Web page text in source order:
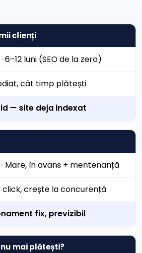
clienți
6–12 luni (SEO de la zero)
cât timp plătești
— site deja indexat
Mare, în avans + mentenanță
click, crește la concurență
fix, previzibil
mai plătești?